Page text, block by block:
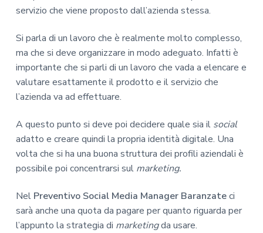
servizio che viene proposto dall’azienda stessa.
Si parla di un lavoro che è realmente molto complesso,
ma che si deve organizzare in modo adeguato. Infatti è
importante che si parli di un lavoro che vada a elencare e
valutare esattamente il prodotto e il servizio che
l’azienda va ad effettuare.
A questo punto si deve poi decidere quale sia il social
adatto e creare quindi la propria identità digitale. Una
volta che si ha una buona struttura dei profili aziendali è
possibile poi concentrarsi sul marketing.
NelPreventivo Social Media Manager Baranzateci
sarà anche una quota da pagare per quanto riguarda per
l’appunto la strategia di marketingda usare.